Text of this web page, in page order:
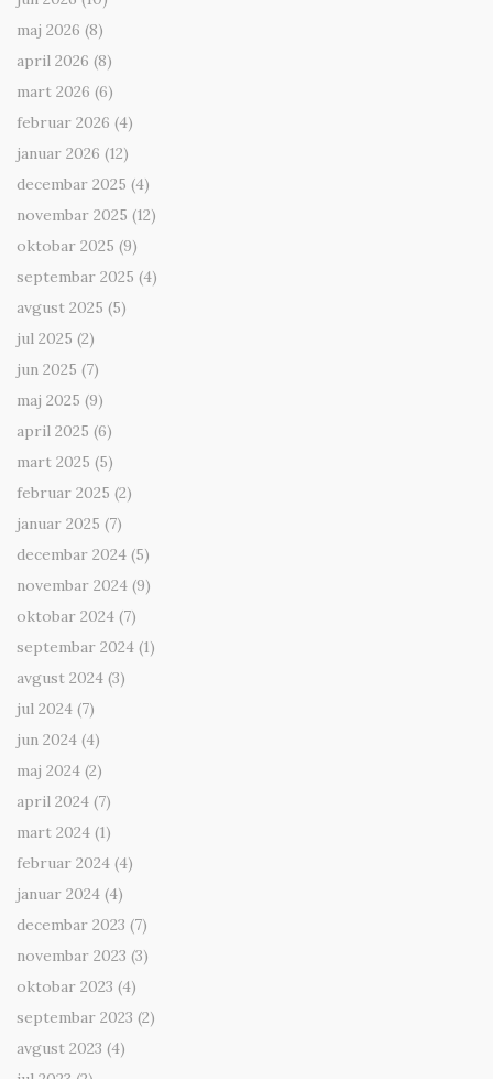
maj 2026 (8)
april 2026 (8)
mart 2026 (6)
februar 2026 (4)
januar 2026 (12)
decembar 2025 (4)
novembar 2025 (12)
oktobar 2025 (9)
septembar 2025 (4)
avgust 2025 (5)
jul 2025 (2)
jun 2025 (7)
maj 2025 (9)
april 2025 (6)
mart 2025 (5)
februar 2025 (2)
januar 2025 (7)
decembar 2024 (5)
novembar 2024 (9)
oktobar 2024 (7)
septembar 2024 (1)
avgust 2024 (3)
jul 2024 (7)
jun 2024 (4)
maj 2024 (2)
april 2024 (7)
mart 2024 (1)
februar 2024 (4)
januar 2024 (4)
decembar 2023 (7)
novembar 2023 (3)
oktobar 2023 (4)
septembar 2023 (2)
avgust 2023 (4)